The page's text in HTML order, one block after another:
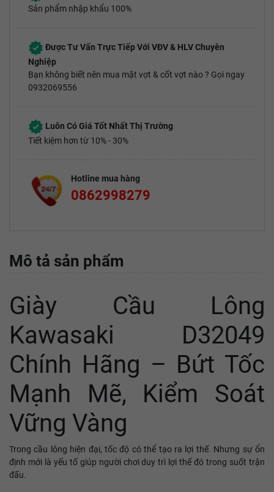
Sản phẩm nhập khẩu 100%
Được Tư Vấn Trực Tiếp Với VĐV & HLV Chuyên
Nghiệp
Bạn không biết nên mua mặt vợt & cốt vợt nào ? Gọi ngay
0932069556
Luôn Có Giá Tốt Nhất Thị Trường
Tiết kiệm hơn từ 10% - 30%
Hotline mua hàng
0862998279
Mô tả sản phẩm
Giày Cầu Lông
Kawasaki D32049
Chính Hãng – Bứt Tốc
Mạnh Mẽ, Kiểm Soát
Vững Vàng
Trong cầu lông hiện đại, tốc độ có thể tạo ra lợi thế. Nhưng sự ổn
định mới là yếu tố giúp người chơi duy trì lợi thế đó trong suốt trận
đấu.